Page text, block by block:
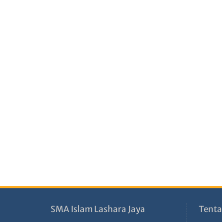
SMA Islam Lashara Jaya